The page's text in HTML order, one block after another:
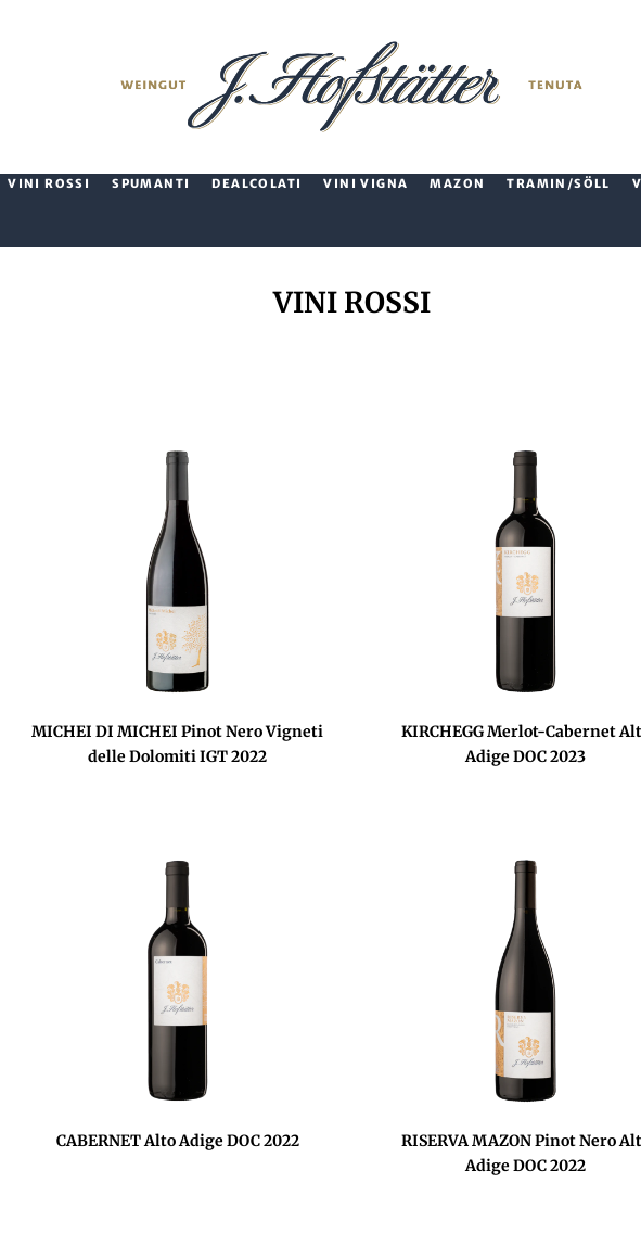
VINI ROSSI SPUMANTI DEALCOLATI VINI VIGNA MAZON TRAMIN/SÖLL
VINI ROSSI
MICHEI DI MICHEI Pinot Nero Vigneti
delle Dolomiti IGT 2022
KIRCHEGG Merlot-Cabernet
Adige DOC 2023
CABERNET Alto Adige DOC 2022
RISERVA MAZON Pinot Nero
Adige DOC 2022